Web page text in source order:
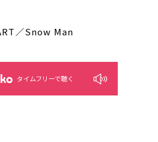
／Snow Man
タイムフリーで聴く